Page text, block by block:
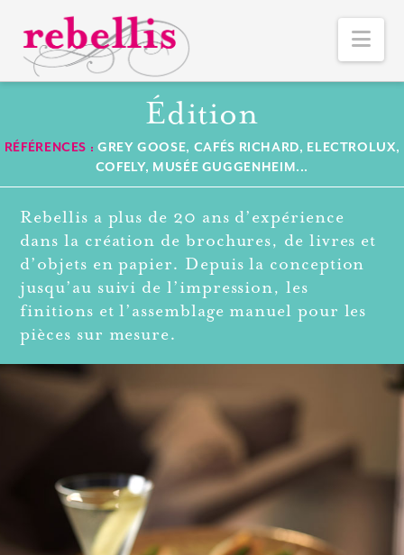
Édition
RÉFÉRENCES : GREY GOOSE, CAFÉS RICHARD, ELECTROLUX,
COFELY, MUSÉE GUGGENHEIM...
Rebellis a plus de 20 ans d’expérience
dans la création de brochures, de livres et
d’objets en papier. Depuis la conception
jusqu’au suivi de l’impression, les
finitions et l’assemblage manuel pour les
pièces sur mesure.